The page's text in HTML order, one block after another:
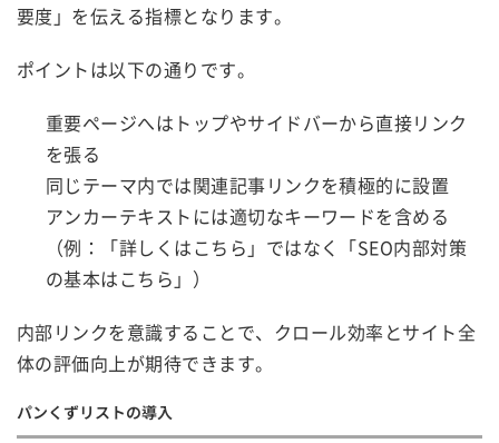
要度」を伝える指標となります。
ポイントは以下の通りです。
重要ページへはトップやサイドバーから直接リンク
を張る
同じテーマ内では関連記事リンクを積極的に設置
アンカーテキストには適切なキーワードを含める
（例：「詳しくはこちら」ではなく「SEO内部対策
の基本はこちら」）
内部リンクを意識することで、クロール効率とサイト全
体の評価向上が期待できます。
パンくずリストの導入